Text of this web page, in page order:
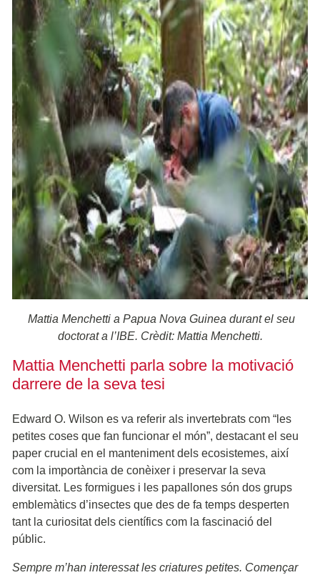
Mattia Menchetti a Papua Nova Guinea durant el seu
doctorat a l’IBE. Crèdit: Mattia Menchetti.
Mattia Menchetti parla sobre la motivació
darrere de la seva tesi
Edward O. Wilson es va referir als invertebrats com “les
petites coses que fan funcionar el món”, destacant el seu
paper crucial en el manteniment dels ecosistemes, així
com la importància de conèixer i preservar la seva
diversitat. Les formigues i les papallones són dos grups
emblemàtics d’insectes que des de fa temps desperten
tant la curiositat dels científics com la fascinació del
públic.
Sempre m’han interessat les criatures petites. Començar